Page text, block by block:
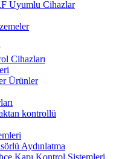
Uyumlu Cihazlar
Cihazları
Ürünler
kontrollü
Aydınlatma
Kapı Kontrol Sistemleri